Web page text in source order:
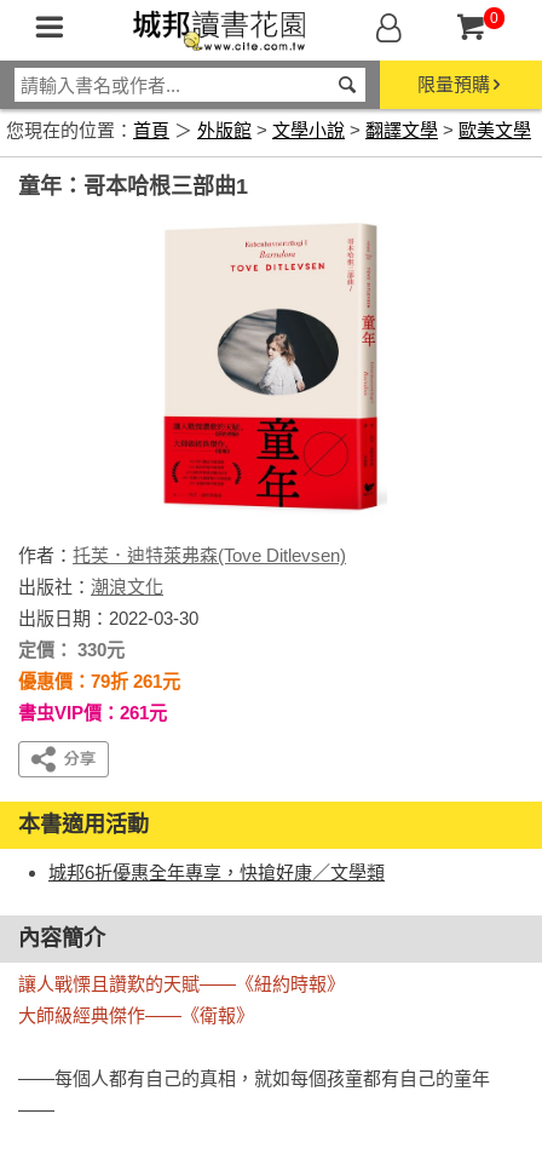
0
限量預購
您現在的位置： 首頁 ＞ 外版館 > 文學小說 > 翻譯文學 > 歐美文學
童年：哥本哈根三部曲1
作者： 托芙．迪特萊弗森(Tove Ditlevsen)
出版社： 潮浪文化
出版日期：2022-03-30
定價： 330元
優惠價：79折 261元
書虫VIP價：261元
本書適用活動
城邦6折優惠全年專享，快搶好康／文學類
內容簡介
讓人戰慄且讚歎的天賦——《紐約時報》
大師級經典傑作——《衛報》
——每個人都有自己的真相，就如每個孩童都有自己的童年
——